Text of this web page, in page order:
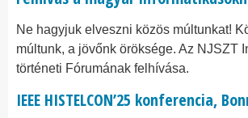
Ne hagyjuk elveszni közös múltunkat!
múltunk, a jövőnk öröksége. Az NJSZT
történeti Fórumának felhívása.
IEEE HISTELCON’25 konferencia,